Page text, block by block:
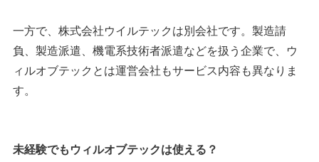
一方で、株式会社ウイルテックは別会社です。製造請
負、製造派遣、機電系技術者派遣などを扱う企業で、ウ
ィルオブテックとは運営会社もサービス内容も異なりま
す。
未経験でもウィルオブテックは使える？